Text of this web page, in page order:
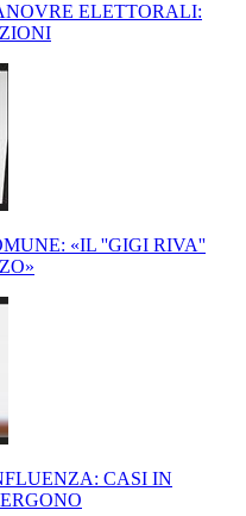
ELETTORALI:
«IL ''GIGI RIVA''
CASI IN